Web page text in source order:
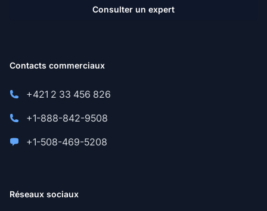
Consulter un expert
Contacts commerciaux
+421 2 33 456 826
+1-888-842-9508
+1-508-469-5208
Réseaux sociaux